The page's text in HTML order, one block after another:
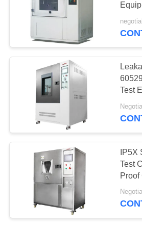
Forno di
essicazione
calda
Camera di
Test
IP5X
Test
Proof